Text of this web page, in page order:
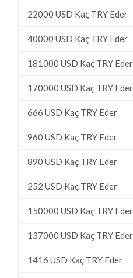
22000 USD Kaç TRY Eder
40000 USD Kaç TRY Eder
181000 USD Kaç TRY Eder
170000 USD Kaç TRY Eder
666 USD Kaç TRY Eder
960 USD Kaç TRY Eder
890 USD Kaç TRY Eder
252 USD Kaç TRY Eder
150000 USD Kaç TRY Eder
137000 USD Kaç TRY Eder
1416 USD Kaç TRY Eder